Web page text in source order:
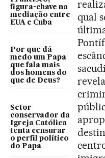
figura-chave na
mediação entre
EUA e Cuba
Por que dá
medo um Papa
que fala mais
dos homens do
que de Deus?
Setor
conservador da
Igreja Católica
tenta censurar
o perfil político
do Papa
qual